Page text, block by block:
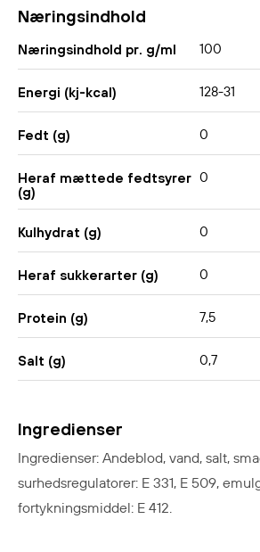
Næringsindhold
Næringsindhold pr. g/ml 100
Energi (kj-kcal) 128-31
Fedt (g) 0
Heraf mættede fedtsyrer
(g)
0
Kulhydrat (g) 0
Heraf sukkerarter (g) 0
Protein (g) 7,5
Salt (g) 0,7
Ingredienser
Ingredienser: Andeblod, vand, salt,
surhedsregulatorer: E 331, E 509,
fortykningsmiddel: E 412.